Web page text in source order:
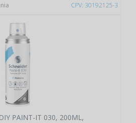
CPV: 30192125-3
PAINT-IT 030, 200ML,